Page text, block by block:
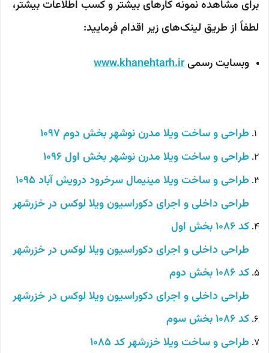
برای مشاهده نمونه کارهای بیشتر و کسب اطلاعات بیشتر،
لطفاً از طریق لینک‌های زیر اقدام فرمایید:
وبسایت رسمیwww.khanehtarh.ir
طراحی و ساخت ویلا مدرن نوشهر بخش دوم 1097
طراحی و ساخت ویلا مدرن نوشهر بخش اول 1096
طراحی و ساخت ویلا مینیمال سرخرود درویش آباد 1095
طراحی داخلی و اجرای دکوراسیون ویلا لوکس در خزرشهر
کد 1086 بخش اول
طراحی داخلی و اجرای دکوراسیون ویلا لوکس در خزرشهر
کد 1086 بخش دوم
طراحی داخلی و اجرای دکوراسیون ویلا لوکس در خزرشهر
کد 1086 بخش سوم
طراحی و ساخت ویلا خزرشهر کد 1085